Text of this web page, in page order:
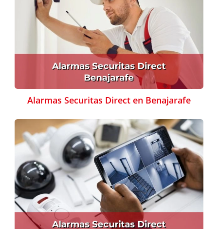
Alarmas Securitas Direct en Benajarafe